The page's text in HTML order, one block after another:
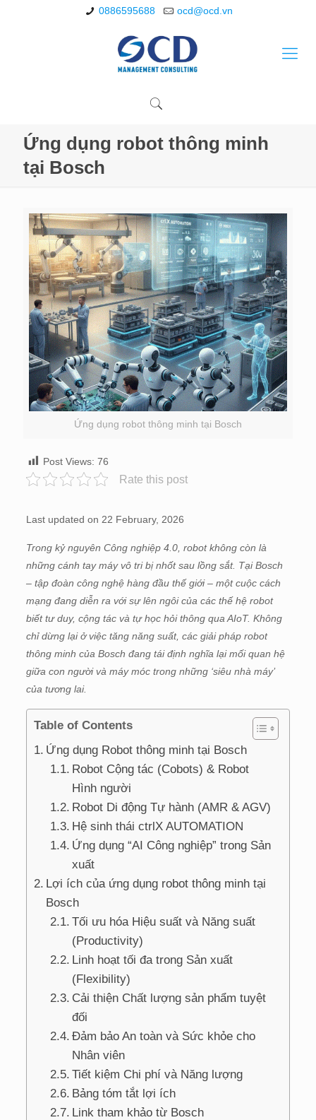
0886595688 ocd@ocd.vn
Ứng dụng robot thông minh
tại Bosch
Ứng dụng robot thông minh tại Bosch
Post Views: 76
Rate this post
Last updated on 22 February, 2026
Trong kỷ nguyên Công nghiệp 4.0, robot không còn là
những cánh tay máy vô tri bị nhốt sau lồng sắt. Tại Bosch
– tập đoàn công nghệ hàng đầu thế giới – một cuộc cách
mạng đang diễn ra với sự lên ngôi của các thế hệ robot
biết tư duy, cộng tác và tự học hỏi thông qua AIoT. Không
chỉ dừng lại ở việc tăng năng suất, các giải pháp robot
thông minh của Bosch đang tái định nghĩa lại mối quan hệ
giữa con người và máy móc trong những ‘siêu nhà máy’
của tương lai.
Table of Contents
Ứng dụng Robot thông minh tại Bosch
Robot Cộng tác (Cobots) & Robot
Hình người
Robot Di động Tự hành (AMR & AGV)
Hệ sinh thái ctrlX AUTOMATION
Ứng dụng “AI Công nghiệp” trong Sản
xuất
Lợi ích của ứng dụng robot thông minh tại
Bosch
Tối ưu hóa Hiệu suất và Năng suất
(Productivity)
Linh hoạt tối đa trong Sản xuất
(Flexibility)
Cải thiện Chất lượng sản phẩm tuyệt
đối
Đảm bảo An toàn và Sức khỏe cho
Nhân viên
Tiết kiệm Chi phí và Năng lượng
Bảng tóm tắt lợi ích
Link tham khảo từ Bosch